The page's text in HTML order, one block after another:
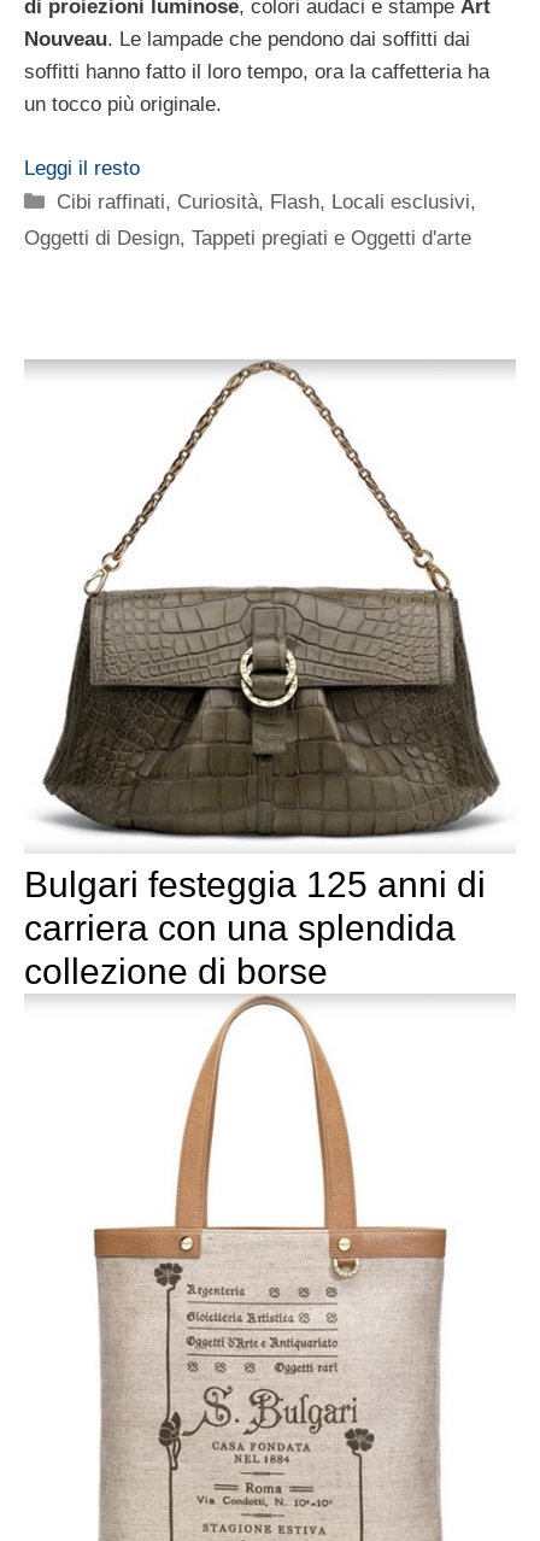
di proiezioni luminose, colori audaci e stampe Art
Nouveau. Le lampade che pendono dai soffitti dai
soffitti hanno fatto il loro tempo, ora la caffetteria ha
un tocco più originale.
Leggi il resto
Categorie
Cibi raffinati, Curiosità, Flash, Locali esclusivi,
Oggetti di Design, Tappeti pregiati e Oggetti d'arte
Bulgari festeggia 125 anni di
carriera con una splendida
collezione di borse